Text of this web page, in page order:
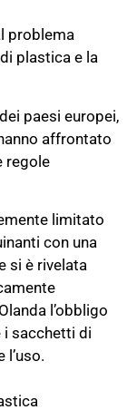
problema
plastica e la
paesi europei,
affrontato
regole
limitato
con una
si è rivelata
l’obbligo
i sacchetti di